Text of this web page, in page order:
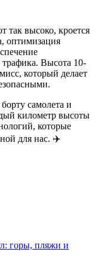
так высоко, кроется
оптимизация
трафика. Высота 10-
который делает
самолета и
километр высоты
которые
для нас. ✈️
горы, пляжи и